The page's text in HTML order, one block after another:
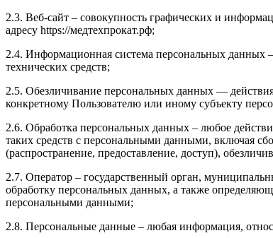
2.3. Веб-сайт – совокупность графических и
адресу https://медтехпрокат.рф;
2.4. Информационная система персональных
технических средств;
2.5. Обезличивание персональных данных —
конкретному Пользователю или иному субъекту
2.6. Обработка персональных данных – любое
таких средств с персональными данными, включая
(распространение, предоставление, доступ),
2.7. Оператор – государственный орган,
обработку персональных данных, а также
персональными данными;
2.8. Персональные данные – любая информация,